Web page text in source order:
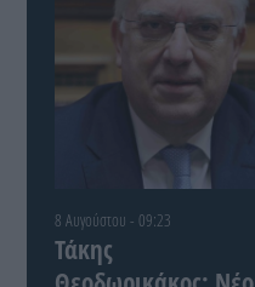
8 Αυγούστου - 09:23
Τάκης